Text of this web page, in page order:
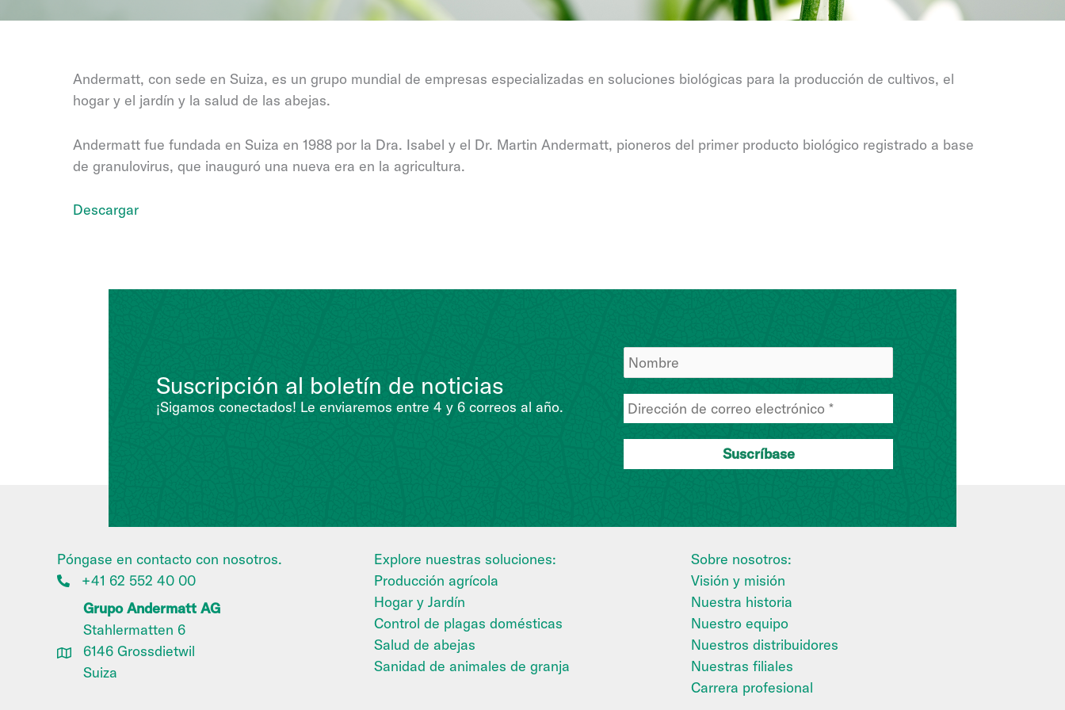
Andermatt, con sede en Suiza, es un grupo mundial de empresas especializadas en soluciones biológicas para la producción de cultivos, el
hogar y el jardín y la salud de las abejas.
Andermatt fue fundada en Suiza en 1988 por la Dra. Isabel y el Dr. Martin Andermatt, pioneros del primer producto biológico registrado a base
de granulovirus, que inauguró una nueva era en la agricultura.
Descargar
Suscripción al boletín de noticias
¡Sigamos conectados! Le enviaremos entre 4 y 6 correos al año.
Póngase en contacto con nosotros.
+41 62 552 40 00
Grupo Andermatt AG
Stahlermatten 6
6146 Grossdietwil
Suiza
Explore nuestras soluciones:
Producción agrícola
Hogar y Jardín
Control de plagas domésticas
Salud de abejas
Sanidad de animales de granja
Sobre nosotros:
Visión y misión
Nuestra historia
Nuestro equipo
Nuestros distribuidores
Nuestras filiales
Carrera profesional